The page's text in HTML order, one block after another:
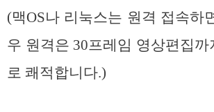
(맥OS나 리눅스는 원격 접속하
우 원격은 30프레임 영상편집까
로 쾌적합니다.)